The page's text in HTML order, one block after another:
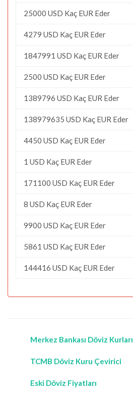
25000 USD Kaç EUR Eder
4279 USD Kaç EUR Eder
1847991 USD Kaç EUR Eder
2500 USD Kaç EUR Eder
1389796 USD Kaç EUR Eder
138979635 USD Kaç EUR Eder
4450 USD Kaç EUR Eder
1 USD Kaç EUR Eder
171100 USD Kaç EUR Eder
8 USD Kaç EUR Eder
9900 USD Kaç EUR Eder
5861 USD Kaç EUR Eder
144416 USD Kaç EUR Eder
Merkez Bankası Döviz Kurları
TCMB Döviz Kuru Çevirici
Eski Döviz Fiyatları